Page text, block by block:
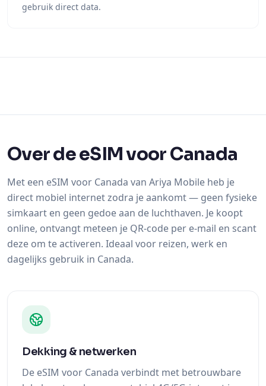
gebruik direct data.
Over de eSIM voor Canada
Met een eSIM voor Canada van Ariya Mobile heb je
direct mobiel internet zodra je aankomt — geen fysieke
simkaart en geen gedoe aan de luchthaven. Je koopt
online, ontvangt meteen je QR-code per e-mail en scant
deze om te activeren. Ideaal voor reizen, werk en
dagelijks gebruik in Canada.
Dekking & netwerken
De eSIM voor Canada verbindt met betrouwbare